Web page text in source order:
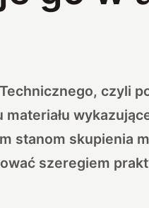
czyli
stanom skupienia
szeregiem